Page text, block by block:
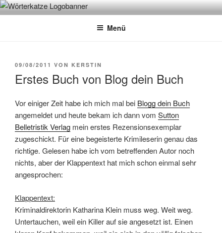
Zum
InhaltWÖRTERKATZE
Von Büchern erzählen
Menü
VERÖFFENTLICHT
09/08/2011 VON KERSTIN
Erstes Buch von Blog dein Buch
Vor einiger Zeit habe ich mich mal bei Blogg dein Buch
angemeldet und heute bekam ich dann vom Sutton
Belletristik Verlag mein erstes Rezensionsexemplar
zugeschickt. Für eine begeisterte Krimileserin genau das
richtige. Gelesen habe ich vom betreffenden Autor noch
nichts, aber der Klappentext hat mich schon einmal sehr
angesprochen:
Klappentext:
Kriminaldirektorin Katharina Klein muss weg. Weit weg.
Untertauchen, weil ein Killer auf sie angesetzt ist. Einen